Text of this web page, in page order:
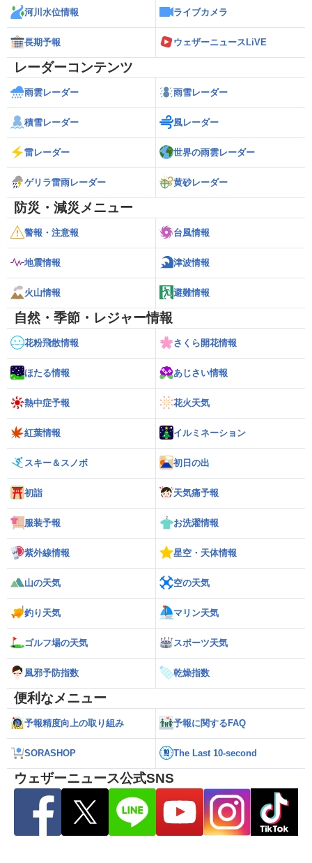
河川水位情報 ライブカメラ
長期予報 ウェザーニュースLiVE
レーダーコンテンツ
雨雲レーダー 雨雪レーダー
積雪レーダー 風レーダー
雷レーダー 世界の雨雲レーダー
ゲリラ雷雨レーダー 黄砂レーダー
防災・減災メニュー
警報・注意報 台風情報
地震情報 津波情報
火山情報 避難情報
自然・季節・レジャー情報
花粉飛散情報 さくら開花情報
ほたる情報 あじさい情報
熱中症予報 花火天気
紅葉情報 イルミネーション
スキー＆スノボ 初日の出
初詣 天気痛予報
服装予報 お洗濯情報
紫外線情報 星空・天体情報
山の天気 空の天気
釣り天気 マリン天気
ゴルフ場の天気 スポーツ天気
風邪予防指数 乾燥指数
便利なメニュー
予報精度向上の取り組み 予報に関するFAQ
SORASHOP The Last 10-second
ウェザーニュース公式SNS